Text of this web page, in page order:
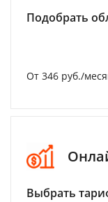
Подобрать
От 346 руб./
Выбрать